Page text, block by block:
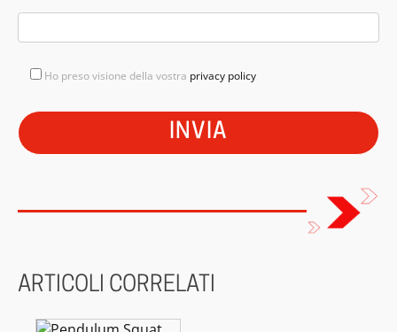
Ho preso visione della vostra privacy policy
ARTICOLI CORRELATI